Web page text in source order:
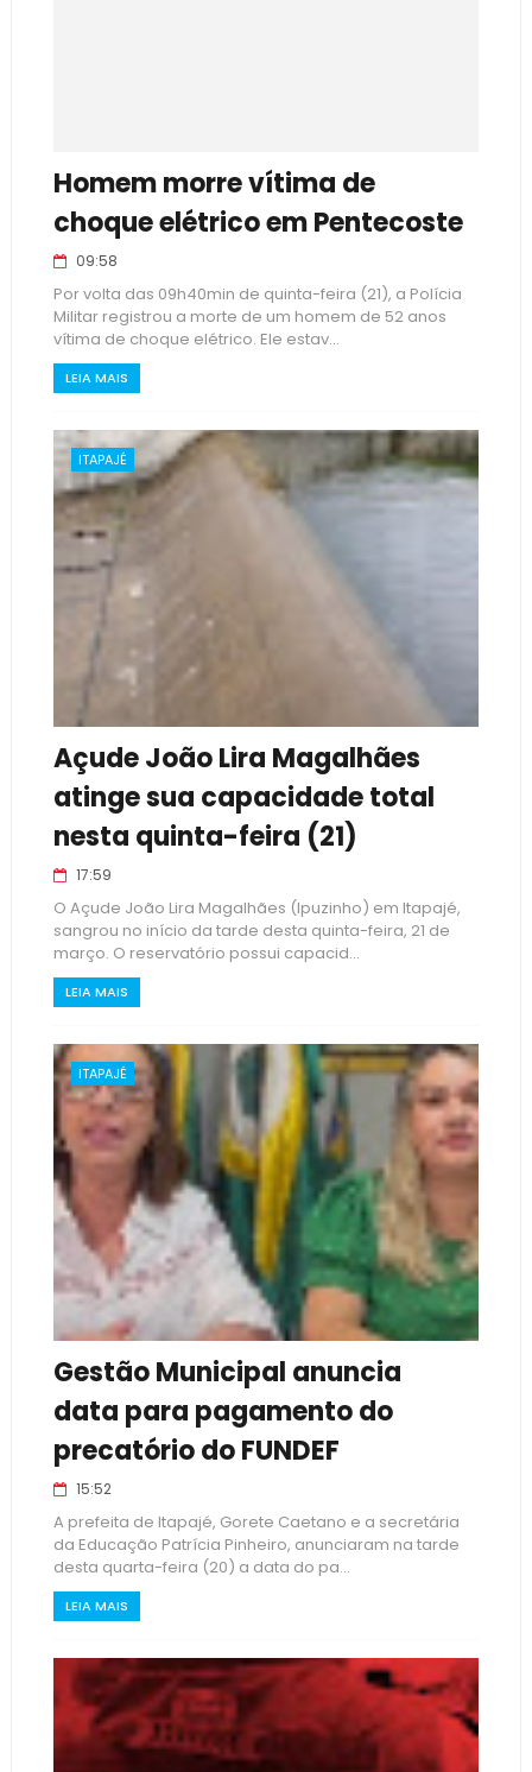
Homem morre vítima de
choque elétrico em Pentecoste
09:58
Por volta das 09h40min de quinta-feira (21), a Polícia
Militar registrou a morte de um homem de 52 anos
vítima de choque elétrico. Ele estav...
LEIA MAIS
ITAPAJÉ
Açude João Lira Magalhães
atinge sua capacidade total
nesta quinta-feira (21)
17:59
O Açude João Lira Magalhães (Ipuzinho) em Itapajé,
sangrou no início da tarde desta quinta-feira, 21 de
março. O reservatório possui capacid...
LEIA MAIS
ITAPAJÉ
Gestão Municipal anuncia
data para pagamento do
precatório do FUNDEF
15:52
A prefeita de Itapajé, Gorete Caetano e a secretária
da Educação Patrícia Pinheiro, anunciaram na tarde
desta quarta-feira (20) a data do pa...
LEIA MAIS